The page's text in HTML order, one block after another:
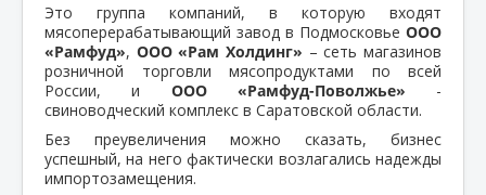
Это группа компаний, в которую входят
мясоперерабатывающий завод в Подмосковье ООО
«Рамфуд», ООО «Рам Холдинг» – сеть магазинов
розничной торговли мясопродуктами по всей
России, и ООО «Рамфуд-Поволжье» -
свиноводческий комплекс в Саратовской области.
Без преувеличения можно сказать, бизнес
успешный, на него фактически возлагались надежды
импортозамещения.